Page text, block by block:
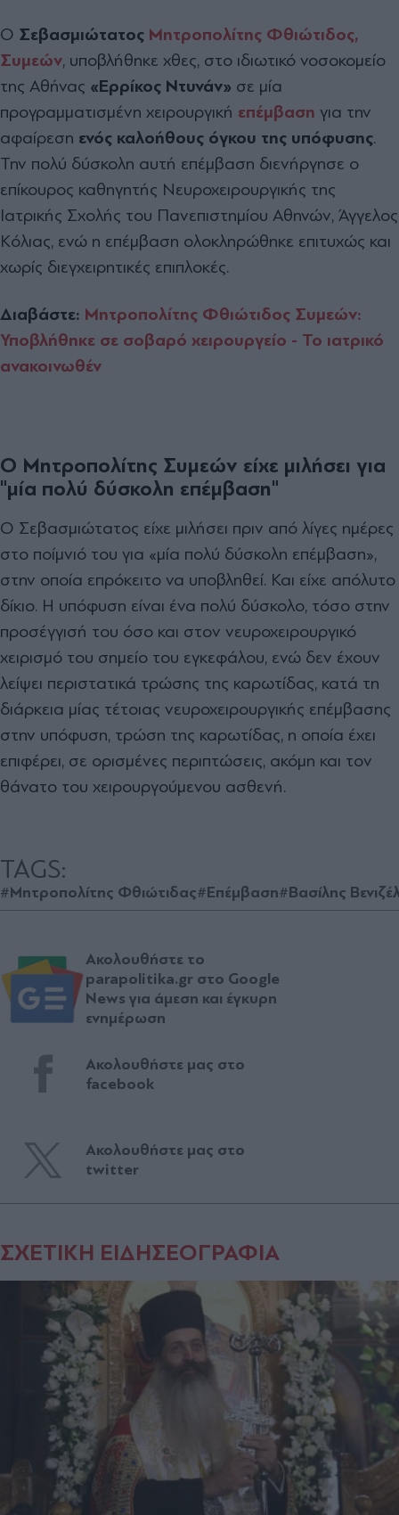
Ο Σεβασμιώτατος Μητροπολίτης Φθιώτιδος,
Συμεών, υποβλήθηκε χθες, στο ιδιωτικό νοσοκομείο
της Αθήνας «Ερρίκος Ντυνάν» σε μία
προγραμματισμένη χειρουργική επέμβαση για την
αφαίρεση ενός καλοήθους όγκου της υπόφυσης.
Την πολύ δύσκολη αυτή επέμβαση διενήργησε ο
επίκουρος καθηγητής Νευροχειρουργικής της
Ιατρικής Σχολής του Πανεπιστημίου Αθηνών, Άγγελος
Κόλιας, ενώ η επέμβαση ολοκληρώθηκε επιτυχώς και
χωρίς διεγχειρητικές επιπλοκές.
Διαβάστε: Μητροπολίτης Φθιώτιδος Συμεών:
Υποβλήθηκε σε σοβαρό χειρουργείο - Το ιατρικό
ανακοινωθέν
Ο Μητροπολίτης Συμεών είχε μιλήσει για
"μία πολύ δύσκολη επέμβαση"
Ο Σεβασμιώτατος είχε μιλήσει πριν από λίγες ημέρες
στο ποίμνιό του για «μία πολύ δύσκολη επέμβαση»,
στην οποία επρόκειτο να υποβληθεί. Και είχε απόλυτο
δίκιο. Η υπόφυση είναι ένα πολύ δύσκολο, τόσο στην
προσέγγισή του όσο και στον νευροχειρουργικό
χειρισμό του σημείο του εγκεφάλου, ενώ δεν έχουν
λείψει περιστατικά τρώσης της καρωτίδας, κατά τη
διάρκεια μίας τέτοιας νευροχειρουργικής επέμβασης
στην υπόφυση, τρώση της καρωτίδας, η οποία έχει
επιφέρει, σε ορισμένες περιπτώσεις, ακόμη και τον
θάνατο του χειρουργούμενου ασθενή.
TAGS:
#Μητροπολίτης Φθιώτιδας#Επέμβαση#Βασίλης
Ακολουθήστε το
parapolitika.gr στο Google
News για άμεση και έγκυρη
ενημέρωση
Ακολουθήστε μας στο
facebook
Ακολουθήστε μας στο
twitter
ΣΧΕΤΙΚΗ ΕΙΔΗΣΕΟΓΡΑΦΙΑ